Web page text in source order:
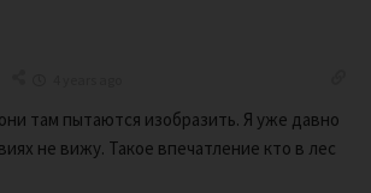
там пытаются изобразить. Я уже давно
не вижу. Такое впечатление кто в лес